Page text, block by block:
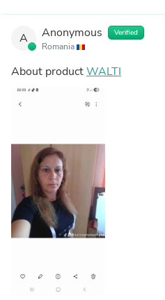
A Anonymous Verified
Romania
About productWALTI